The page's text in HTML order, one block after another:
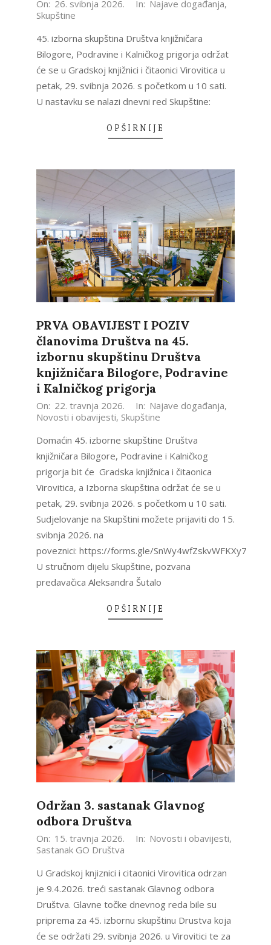
05-
26
On: 26. svibnja 2026. In: Najave događanja,
Skupštine
45. izborna skupština Društva knjižničara
Bilogore, Podravine i Kalničkog prigorja održat
će se u Gradskoj knjižnici i čitaonici Virovitica u
petak, 29. svibnja 2026. s početkom u 10 sati.
U nastavku se nalazi dnevni red Skupštine:
OPŠIRNIJE
PRVA OBAVIJEST I POZIV
članovima Društva na 45.
izbornu skupštinu Društva
knjižničara Bilogore, Podravine
i Kalničkog prigorja
2026-
04-
22
On: 22. travnja 2026. In: Najave događanja,
Novosti i obavijesti, Skupštine
Domaćin 45. izborne skupštine Društva
knjižničara Bilogore, Podravine i Kalničkog
prigorja bit će Gradska knjižnica i čitaonica
Virovitica, a Izborna skupština održat će se u
petak, 29. svibnja 2026. s početkom u 10 sati.
Sudjelovanje na Skupštini možete prijaviti do 15.
svibnja 2026. na
poveznici: https://forms.gle/SnWy4wfZskvWFKXy7
U stručnom dijelu Skupštine, pozvana
predavačica Aleksandra Šutalo
OPŠIRNIJE
Održan 3. sastanak Glavnog
odbora Društva
2026-
04-
15
On: 15. travnja 2026. In: Novosti i obavijesti,
Sastanak GO Društva
U Gradskoj knjiznici i citaonici Virovitica odrzan
je 9.4.2026. treći sastanak Glavnog odbora
Društva. Glavne točke dnevnog reda bile su
priprema za 45. izbornu skupštinu Drustva koja
će se održati 29. svibnja 2026. u Virovitici te za